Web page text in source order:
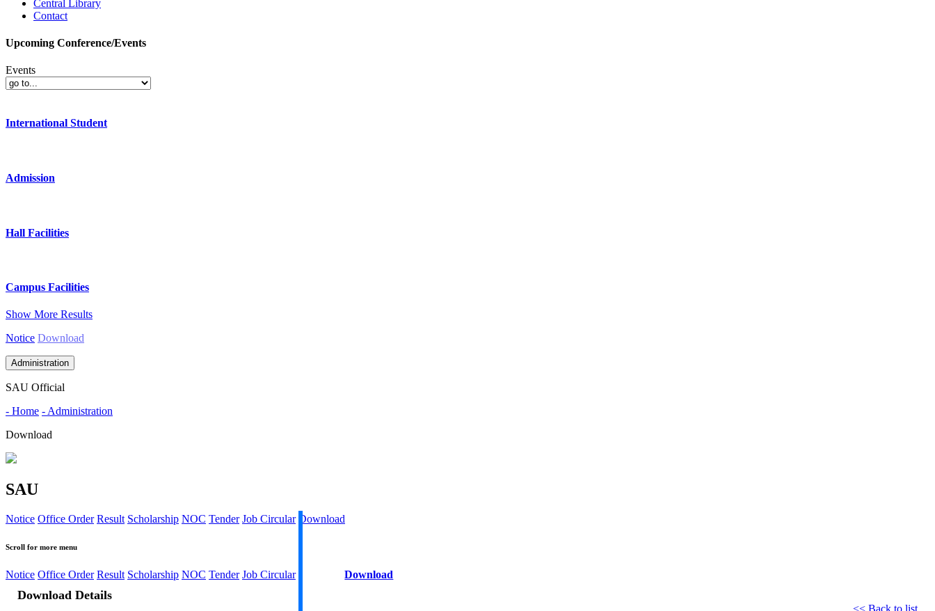
Central Library
Contact
Upcoming Conference/Events
Events
International Student
Admission
Hall Facilities
Campus Facilities
Show More Results
Notice Download
Administration
SAU Official
- Home - Administration
Download
SAU
Notice Office Order Result Scholarship NOC Tender Job Circular Download
Scroll for more menu
Notice Office Order Result Scholarship NOC Tender Job Circular Download
Download Details
<< Back to list